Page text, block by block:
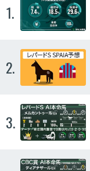
1.
2.
3.